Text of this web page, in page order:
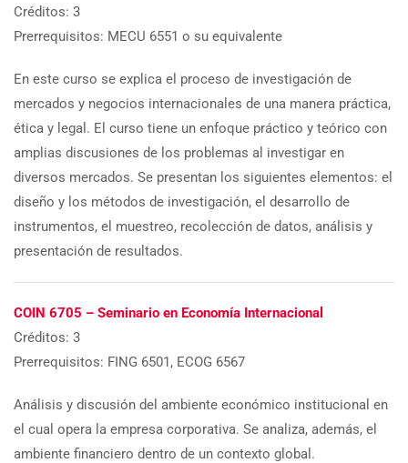
Créditos: 3
Prerrequisitos: MECU 6551 o su equivalente
En este curso se explica el proceso de investigación de
mercados y negocios internacionales de una manera práctica,
ética y legal. El curso tiene un enfoque práctico y teórico con
amplias discusiones de los problemas al investigar en
diversos mercados. Se presentan los siguientes elementos: el
diseño y los métodos de investigación, el desarrollo de
instrumentos, el muestreo, recolección de datos, análisis y
presentación de resultados.
COIN 6705 – Seminario en Economía Internacional
Créditos: 3
Prerrequisitos: FING 6501, ECOG 6567
Análisis y discusión del ambiente económico institucional en
el cual opera la empresa corporativa. Se analiza, además, el
ambiente financiero dentro de un contexto global.